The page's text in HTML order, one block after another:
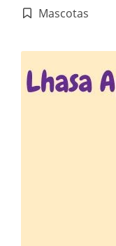
Publicado
Mascotas